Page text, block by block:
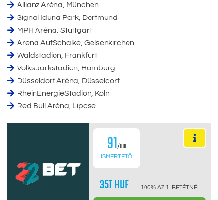
Allianz Aréna, München
Signal Iduna Park, Dortmund
MPH Aréna, Stuttgart
Arena AufSchalke, Gelsenkirchen
Waldstadion, Frankfurt
Volksparkstadion, Hamburg
Düsseldorf Aréna, Düsseldorf
RheinEnergieStadion, Köln
Red Bull Aréna, Lipcse
91/100
ISMERTETŐ
35T HUF 100% AZ 1. BETÉTNÉL